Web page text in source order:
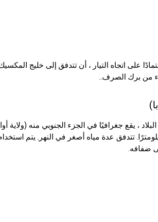
على اتجاه التيار ، أن تتدفق إلى خليج
من برك الصرف..
، يقع جغرافيًا في الجزء الجنوبي منه (ولاية
تتدفق عدة مياه أصغر في النهر. يتم
ضفافه.